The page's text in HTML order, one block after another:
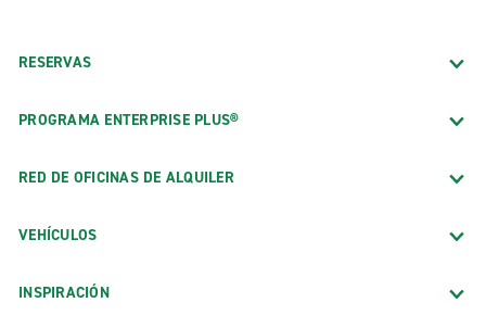
RESERVAS
PROGRAMA ENTERPRISE PLUS®
RED DE OFICINAS DE ALQUILER
VEHÍCULOS
INSPIRACIÓN